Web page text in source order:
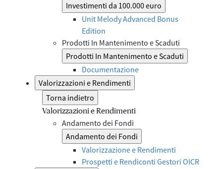
Investimenti da 100.000 euro
Unit Melody Advanced Bonus
Edition
Prodotti In Mantenimento e Scaduti
Prodotti In Mantenimento e Scaduti
Documentazione
Valorizzazioni e Rendimenti
Torna indietro
Valorizzazioni e Rendimenti
Andamento dei Fondi
Andamento dei Fondi
Valorizzazione e Rendimenti
Prospetti e Rendiconti Gestori OICR